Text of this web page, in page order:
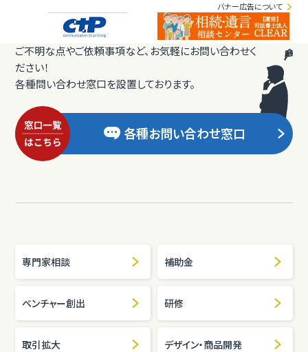
バナー広告について
ご不明な点やご依頼事項など、お気軽にお問い合わせく
ださい！
各種問い合わせ窓口を設置しております。
各種お問い合わせ窓口
専門家相談 補助金
ベンチャー創出 研修
取引拡大 デザイン・商品開発